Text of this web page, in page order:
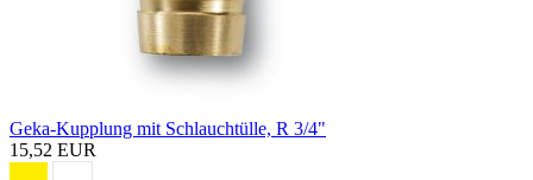
Geka-Kupplung mit Schlauchtülle, R 3/4"
15,52 EUR